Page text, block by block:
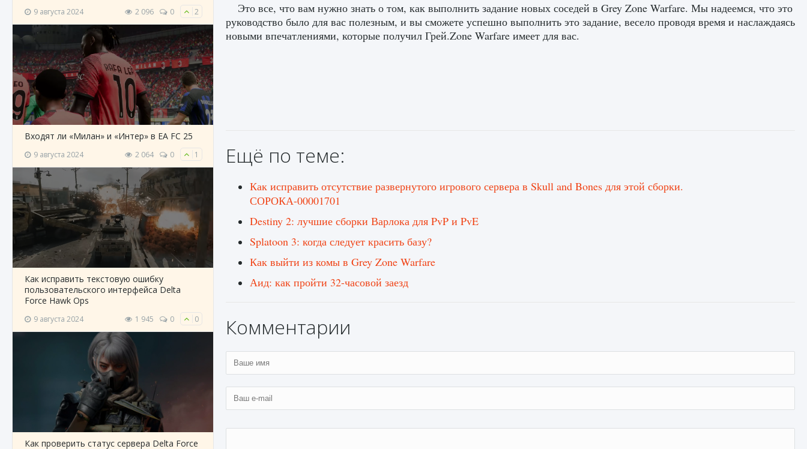
9 августа 2024 2 096 0 2
Входят ли «Милан» и «Интер» в EA FC 25
9 августа 2024 2 064 0 1
Как исправить текстовую ошибку
пользовательского интерфейса Delta
Force Hawk Ops
9 августа 2024 1 945 0 0
Как проверить статус сервера Delta Force
Это все, что вам нужно знать о том, как выполнить задание новых соседей в Grey Zone Warfare. Мы надеемся, что это
руководство было для вас полезным, и вы сможете успешно выполнить это задание, весело проводя время и наслаждаясь
новыми впечатлениями, которые получил Грей.Zone Warfare имеет для вас.
Ещё по теме:
Как исправить отсутствие развернутого игрового сервера в Skull and Bones для этой сборки.
СОРОКА-00001701
Destiny 2: лучшие сборки Варлока для PvP и PvE
Splatoon 3: когда следует красить базу?
Как выйти из комы в Grey Zone Warfare
Аид: как пройти 32-часовой заезд
Комментарии